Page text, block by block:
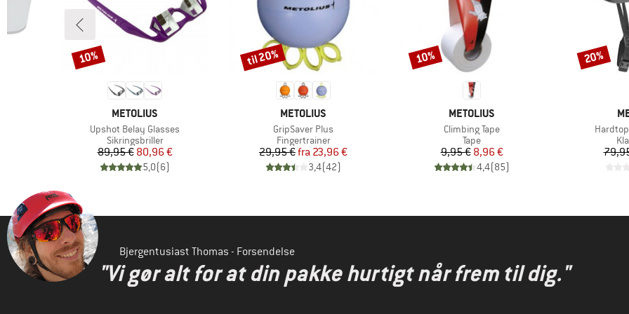
MÆRKE
METOLIUS
Artikel
Upshot Belay Glasses
Produktgruppe
Sikringsbriller
Pris
89,95 €Nedsat pris
80,96 €
5,0(6)
Rabat
10%
MÆRKE
METOLIUS
Artikel
GripSaver Plus
Produktgruppe
Fingertrainer
Pris
29,95 € Nedsat pris
fra 23,96 €
3,4(42)
Rabat
til 20%
MÆRKE
METOLIUS
Artikel
Climbing Tape
Produktgruppe
Tape
Pris
9,95 €Nedsat pris
8,96 €
4,4(85)
Rabat
10%
Artikel
Rabat
20%
Bjergentusiast Thomas - Forsendelse
"Vi gør alt for at din pakke hurtigt når frem til dig."